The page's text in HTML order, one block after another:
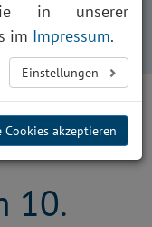
10.
in unserer
im Impressum.
Einstellungen
Cookies akzeptieren